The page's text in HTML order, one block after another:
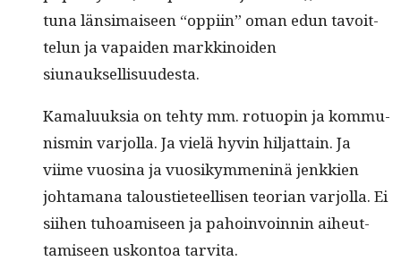
tuna län­si­maiseen “oppi­in” oman edun tavoit­
telun ja vapaiden markki­noiden
siunauksellisuudesta.
Kamaluuk­sia on tehty mm. rotuopin ja kom­mu­
nis­min var­jol­la. Ja vielä hyvin hil­jat­tain. Ja
viime vuosi­na ja vuosikym­meninä jenkkien
johta­mana talousti­eteel­lisen teo­ri­an var­jol­la. Ei
siihen tuhoamiseen ja pahoin­voin­nin aiheut­
tamiseen uskon­toa tarvita.